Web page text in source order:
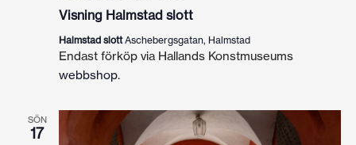
Visning Halmstad slott
Halmstad slottAschebergsgatan, Halmstad
Endast förköp via Hallands Konstmuseums
webbshop.
SÖN
17